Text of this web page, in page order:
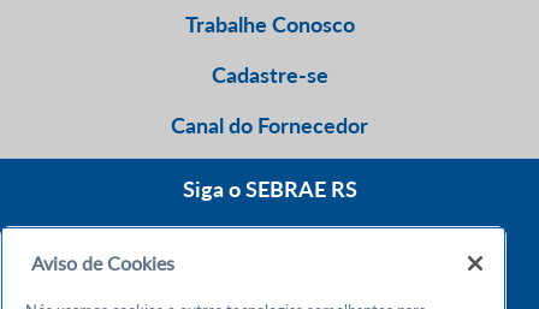
Trabalhe Conosco
Cadastre-se
Canal do Fornecedor
Siga o SEBRAE RS
Aviso de Cookies